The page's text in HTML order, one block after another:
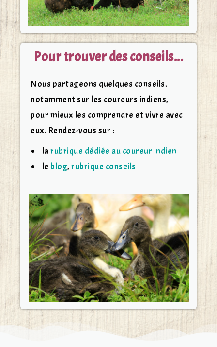
Pour trouver des conseils...
Nous partageons quelques conseils,
notamment sur les coureurs indiens,
pour mieux les comprendre et vivre avec
eux. Rendez-vous sur :
larubrique dédiée au coureur indien
le blog,rubrique conseils